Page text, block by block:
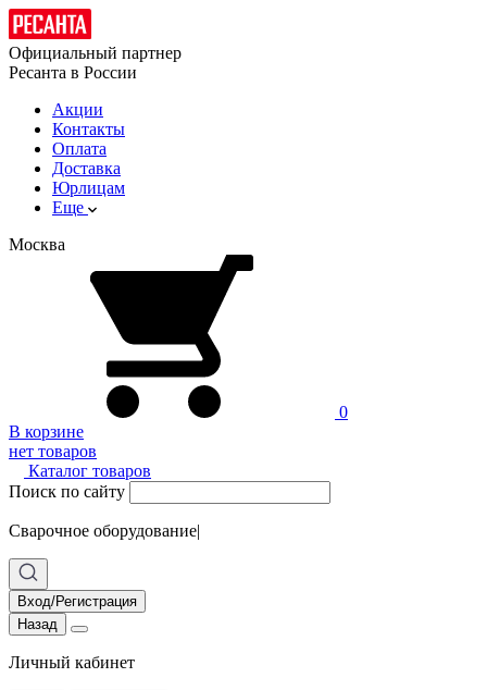
Официальный партнер
Ресанта в России
Акции
Контакты
Оплата
Доставка
Юрлицам
Еще
Москва
0
В корзине
нет товаров
Каталог товаров
Поиск по сайту
Сварочное оборудование|
Вход/Регистрация
Назад
Личный кабинет